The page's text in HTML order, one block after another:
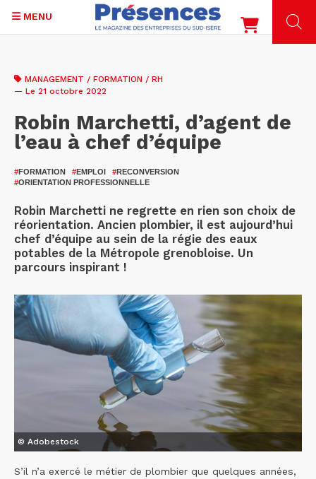
contenu
MENU
MANAGEMENT / FORMATION / RH
— Le 21 octobre 2022
Robin Marchetti, d’agent de
l’eau à chef d’équipe
#FORMATION #EMPLOI #RECONVERSION
#ORIENTATION PROFESSIONNELLE
Robin Marchetti ne regrette en rien son choix de
réorientation. Ancien plombier, il est aujourd’hui
chef d’équipe au sein de la régie des eaux
potables de la Métropole grenobloise. Un
parcours inspirant !
© Adobestock
S’il n’a exercé le métier de plombier que quelques années,